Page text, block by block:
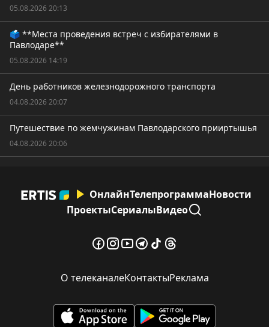
05.08.2026 20:13
🗳️ **Места проведения встреч с избирателями в
Павлодаре**
05.08.2026 14:19
День работников железнодорожного транспорта
04.08.2026 20:07
Путешествие по жемчужинам Павлодарского прииртышья
04.08.2026 20:06
ОнлайнТелепрограммаНовости
ПроектыСериалыВидео
О телеканалеКонтактыРеклама